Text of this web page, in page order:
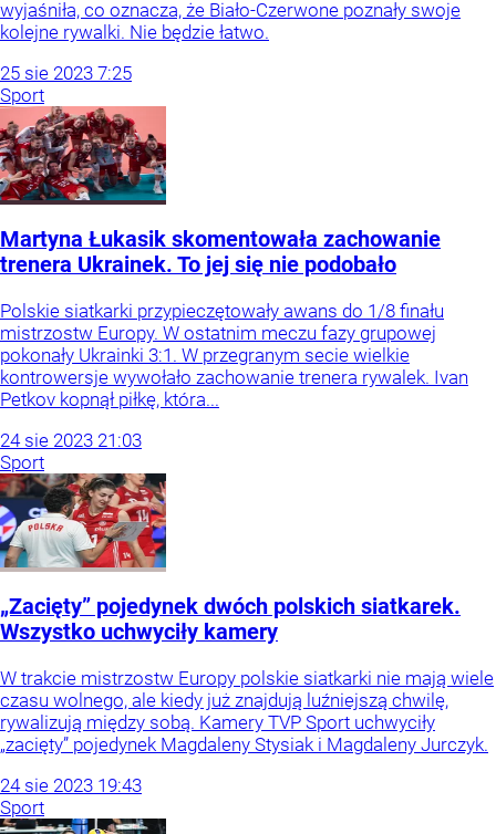
wyjaśniła, co oznacza, że Biało-Czerwone poznały swoje
kolejne rywalki. Nie będzie łatwo.
25 sie 2023 7:25
Sport
Martyna Łukasik skomentowała zachowanie
trenera Ukrainek. To jej się nie podobało
Polskie siatkarki przypieczętowały awans do 1/8 finału
mistrzostw Europy. W ostatnim meczu fazy grupowej
pokonały Ukrainki 3:1. W przegranym secie wielkie
kontrowersje wywołało zachowanie trenera rywalek. Ivan
Petkov kopnął piłkę, która...
24 sie 2023 21:03
Sport
„Zacięty” pojedynek dwóch polskich siatkarek.
Wszystko uchwyciły kamery
W trakcie mistrzostw Europy polskie siatkarki nie mają wiele
czasu wolnego, ale kiedy już znajdują luźniejszą chwilę,
rywalizują między sobą. Kamery TVP Sport uchwyciły
„zacięty” pojedynek Magdaleny Stysiak i Magdaleny Jurczyk.
24 sie 2023 19:43
Sport